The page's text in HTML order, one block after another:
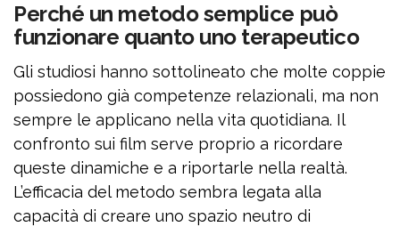
Perché un metodo semplice può
funzionare quanto uno terapeutico
Gli studiosi hanno sottolineato che molte coppie
possiedono già competenze relazionali, ma non
sempre le applicano nella vita quotidiana. Il
confronto sui film serve proprio a ricordare
queste dinamiche e a riportarle nella realtà.
L’efficacia del metodo sembra legata alla
capacità di creare uno spazio neutro di